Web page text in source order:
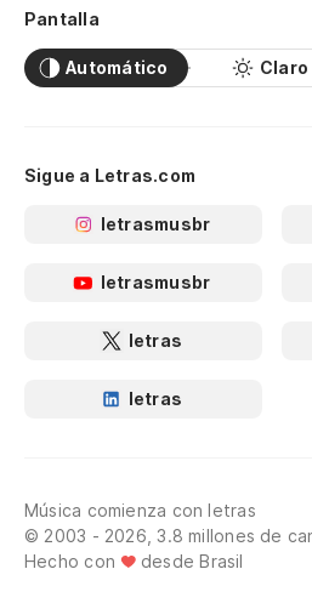
Pantalla
Automático Claro
Sigue a Letras.com
letrasmusbr
letrasmusbr
letras
letras
Música comienza con letras
© 2003 - 2026, 3.8 millones de
Hecho con
desde Brasil